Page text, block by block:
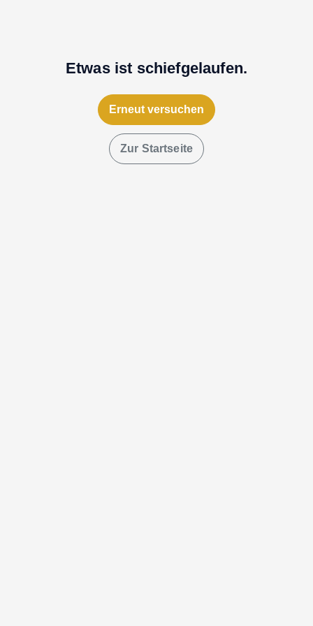
Etwas ist schiefgelaufen.
Erneut versuchen
Zur Startseite